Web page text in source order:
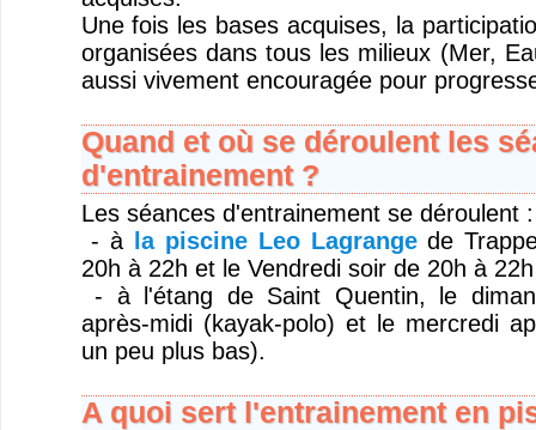
Une fois les bases acquises, la
organisées dans tous les milieux (Mer,
aussi vivement encouragée pour
Quand et où se déroulent les
d'entrainement ?
Les séances d'entrainement se déroulent :
- à
la piscine Leo Lagrangede
20h à 22h et le Vendredi soir de 20h à
- à l'étang de Saint Quentin, le
après-midi (kayak-polo) et le mercredi
un peu plus bas).
A quoi sert l'entrainement en